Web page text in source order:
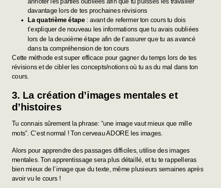
annoter les parties oubliées afin que tu puisses les travailler
davantage lors de tes prochaines révisions
La quatrième étape : avant de refermer ton cours tu dois
t’expliquer de nouveau les informations que tu avais oubliées
lors de la deuxième étape afin de t’assurer que tu as avancé
dans ta compréhension de ton cours
Cette méthode est super efficace pour gagner du temps lors de tes
révisions et de cibler les concepts/notions où tu as du mal dans ton
cours.
3. La création d’images mentales et
d’histoires
Tu connais sûrement la phrase: “une image vaut mieux que mille
mots”. C’est normal ! Ton cerveau ADORE les images.
Alors pour apprendre des passages difficiles, utilise des images
mentales. Ton apprentissage sera plus détaillé, et tu te rappelleras
bien mieux de l’image que du texte, même plusieurs semaines après
avoir vu le cours !